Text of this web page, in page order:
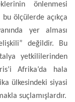
önlenmesi
ölçülerde açıkça
yer alması
değildir. Bu
yetkililerinden
Afrika’da hala
ülkesindeki siyasi
suçlamışlardır.